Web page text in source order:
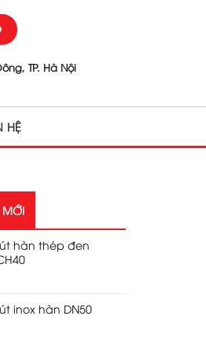
TP. Hà Nội
HỆ
MỚI
hàn thép đen
inox hàn DN50